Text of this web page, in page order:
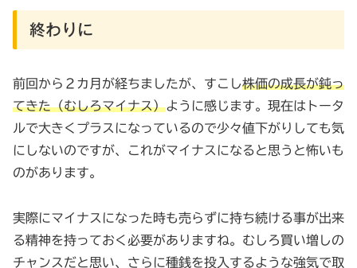
終わりに
前回から２カ月が経ちましたが、すこし株価の成長が鈍っ
てきた（むしろマイナス）ように感じます。現在はトータ
ルで大きくプラスになっているので少々値下がりしても気
にしないのですが、これがマイナスになると思うと怖いも
のがあります。
実際にマイナスになった時も売らずに持ち続ける事が出来
る精神を持っておく必要がありますね。むしろ買い増しの
チャンスだと思い、さらに種銭を投入するような強気で取